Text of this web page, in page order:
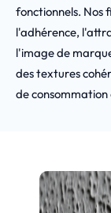
fonctionnels. Nos
l'adhérence,
l'image de
des textures
de consommation